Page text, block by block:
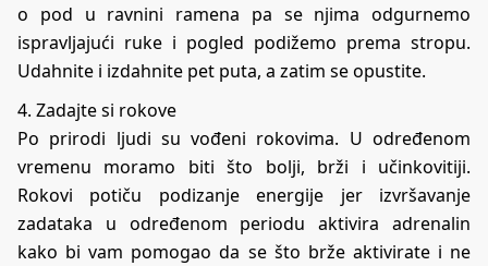
o pod u ravnini ramena pa se njima odgurnemo
ispravljajući ruke i pogled podižemo prema stropu.
Udahnite i izdahnite pet puta, a zatim se opustite.
4. Zadajte si rokove
Po prirodi ljudi su vođeni rokovima. U određenom
vremenu moramo biti što bolji, brži i učinkovitiji.
Rokovi potiču podizanje energije jer izvršavanje
zadataka u određenom periodu aktivira adrenalin
kako bi vam pomogao da se što brže aktivirate i ne